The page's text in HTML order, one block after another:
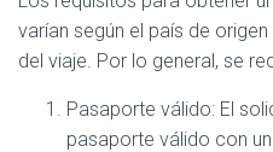
varían según el país de
del viaje. Por lo general, se
Pasaporte válido: El
pasaporte válido con